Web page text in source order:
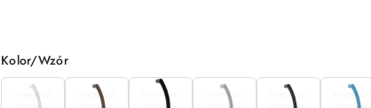
Wariant
Kolor/Wzór